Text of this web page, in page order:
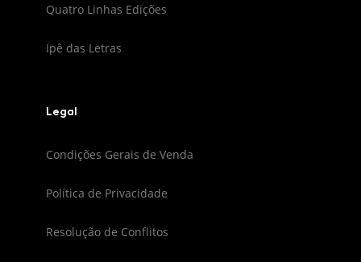
Quatro Linhas Edições
Ipê das Letras
Legal
Condições Gerais de Venda
Política de Privacidade
Resolução de Conflitos